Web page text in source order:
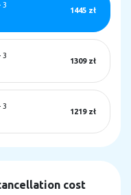
3
1445 zł
3
1309 zł
3
1219 zł
cost